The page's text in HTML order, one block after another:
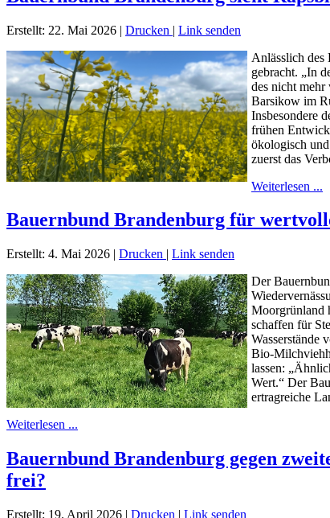
Erstellt: 22. Mai 2026 | Drucken | Link senden
Anlässlich des
gebracht. „In
des nicht mehr
Barsikow im
Insbesondere
frühen
ökologisch
zuerst das
Weiterlesen ...
Bauernbund Brandenburg für
Erstellt: 4. Mai 2026 | Drucken | Link senden
Der
Moorgrünland
schaffen für
Wasserstände
Bio-
lassen:
Wert.“ Der
ertragreiche
Weiterlesen ...
Bauernbund Brandenburg gegen
frei?
Erstellt: 19. April 2026 | Drucken | Link senden